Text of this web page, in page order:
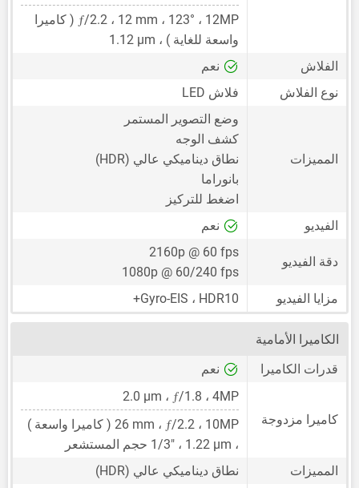
12MP ، ƒ/2.2 ، 12 mm
، 123° ( كاميرا
واسعة للغاية ) ، 1.12 μm
الفلاش
نعم
نوع الفلاش
فلاش LED
المميزات
وضع التصوير المستمر
كشف الوجه
نطاق ديناميكي عالي (HDR)
بانوراما
اضغط للتركيز
الفيديو
نعم
دقة الفيديو
2160p @ 60 fps
1080p @ 60/240 fps
مزايا الفيديو
Gyro-EIS ، HDR10+
الكاميرا الأمامية
قدرات الكاميرا
نعم
كاميرا مزدوجة
4MP ، ƒ/1.8 ،
2.0 μm
10MP ، ƒ/2.2 ، 26 mm ( كاميرا واسعة )
، 1.22 μm ، 1/3" حجم المستشعر
المميزات
نطاق ديناميكي عالي (HDR)